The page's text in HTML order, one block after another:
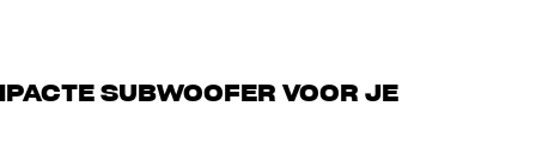
SUBWOOFER VOOR JE